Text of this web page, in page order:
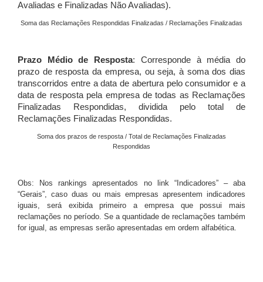
Avaliadas e Finalizadas Não Avaliadas).
Soma das Reclamações Respondidas Finalizadas / Reclamações Finalizadas
Prazo Médio de Resposta: Corresponde à média do
prazo de resposta da empresa, ou seja, à soma dos dias
transcorridos entre a data de abertura pelo consumidor e a
data de resposta pela empresa de todas as Reclamações
Finalizadas Respondidas, dividida pelo total de
Reclamações Finalizadas Respondidas.
Soma dos prazos de resposta / Total de Reclamações Finalizadas
Respondidas
Obs: Nos rankings apresentados no link “Indicadores” – aba
“Gerais”, caso duas ou mais empresas apresentem indicadores
iguais, será exibida primeiro a empresa que possui mais
reclamações no período. Se a quantidade de reclamações também
for igual, as empresas serão apresentadas em ordem alfabética.